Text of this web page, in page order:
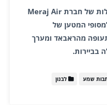
כל מה שניתן לספר על הפעילות של חברת Meraj Air
המטען של
מהראבאד ומערך
בביירות.
שמע לבנון